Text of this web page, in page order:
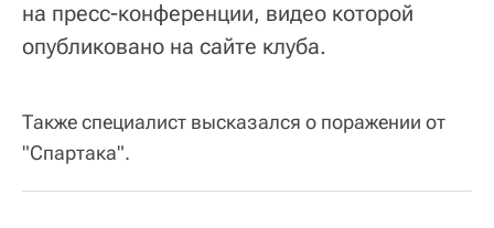
на пресс-конференции, видео которой
опубликовано на сайте клуба.
Также специалист высказался о поражении от
"Спартака".